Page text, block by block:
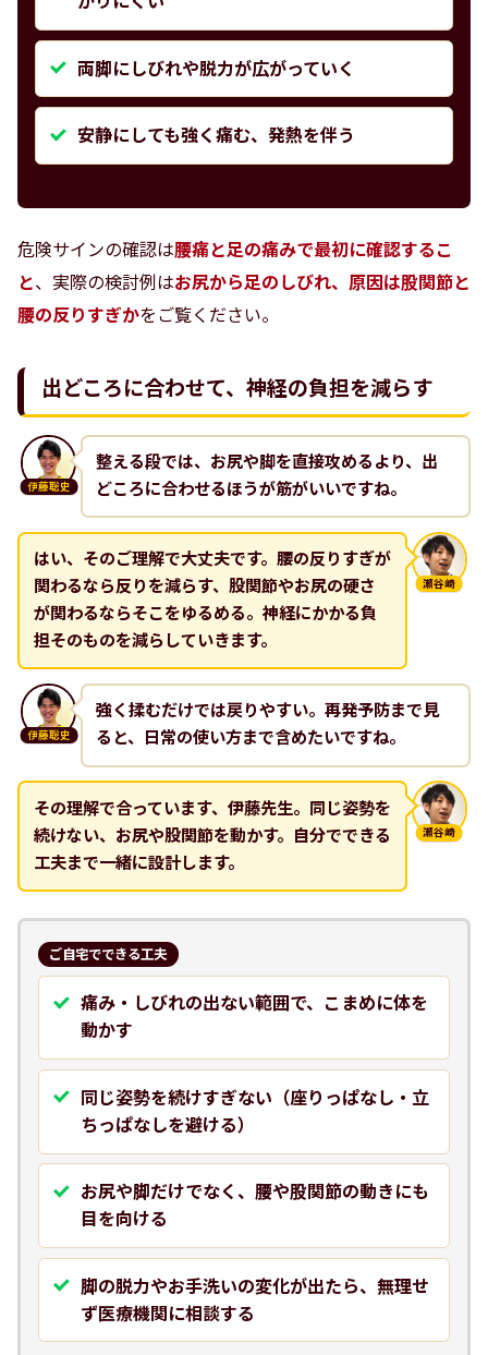
両脚にしびれや脱力が広がっていく
安静にしても強く痛む、発熱を伴う
危険サインの確認は腰痛と足の痛みで最初に確認するこ
と、実際の検討例はお尻から足のしびれ、原因は股関節と
腰の反りすぎかをご覧ください。
出どころに合わせて、神経の負担を減らす
伊藤聡史
整える段では、お尻や脚を直接攻めるより、出
どころに合わせるほうが筋がいいですね。
瀬谷崎
はい、そのご理解で大丈夫です。腰の反りすぎが
関わるなら反りを減らす、股関節やお尻の硬さ
が関わるならそこをゆるめる。神経にかかる負
担そのものを減らしていきます。
伊藤聡史
強く揉むだけでは戻りやすい。再発予防まで見
ると、日常の使い方まで含めたいですね。
瀬谷崎
その理解で合っています、伊藤先生。同じ姿勢を
続けない、お尻や股関節を動かす。自分でできる
工夫まで一緒に設計します。
ご自宅でできる工夫
痛み・しびれの出ない範囲で、こまめに体を
動かす
同じ姿勢を続けすぎない（座りっぱなし・立
ちっぱなしを避ける）
お尻や脚だけでなく、腰や股関節の動きにも
目を向ける
脚の脱力やお手洗いの変化が出たら、無理せ
ず医療機関に相談する